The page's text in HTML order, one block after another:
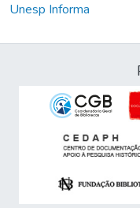
Unesp Informa